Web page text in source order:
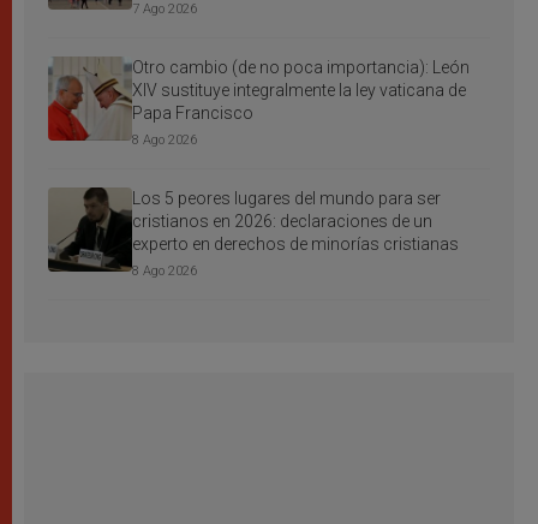
7 Ago 2026
Otro cambio (de no poca importancia): León
XIV sustituye integralmente la ley vaticana de
Papa Francisco
8 Ago 2026
Los 5 peores lugares del mundo para ser
cristianos en 2026: declaraciones de un
experto en derechos de minorías cristianas
8 Ago 2026